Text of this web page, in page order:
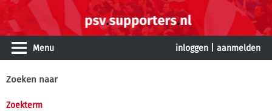
Menu inloggen aanmelden
Zoeken naar
Zoekterm